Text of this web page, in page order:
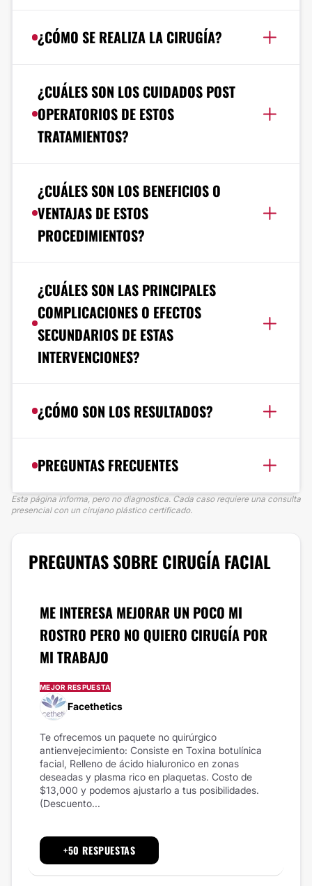
¿CÓMO SE REALIZA LA CIRUGÍA?
¿CUÁLES SON LOS CUIDADOS POST
OPERATORIOS DE ESTOS
TRATAMIENTOS?
¿CUÁLES SON LOS BENEFICIOS O
VENTAJAS DE ESTOS
PROCEDIMIENTOS?
¿CUÁLES SON LAS PRINCIPALES
COMPLICACIONES O EFECTOS
SECUNDARIOS DE ESTAS
INTERVENCIONES?
¿CÓMO SON LOS RESULTADOS?
PREGUNTAS FRECUENTES
Esta página informa, pero no diagnostica. Cada caso requiere una consulta
presencial con un cirujano plástico certificado.
PREGUNTAS SOBRE CIRUGÍA FACIAL
ME INTERESA MEJORAR UN POCO MI
ROSTRO PERO NO QUIERO CIRUGÍA POR
MI TRABAJO
MEJOR RESPUESTA
Facethetics
Te ofrecemos un paquete no quirúrgico
antienvejecimiento: Consiste en Toxina botulínica
facial, Relleno de ácido hialuronico en zonas
deseadas y plasma rico en plaquetas. Costo de
$13,000 y podemos ajustarlo a tus posibilidades.
(Descuento...
+50 RESPUESTAS